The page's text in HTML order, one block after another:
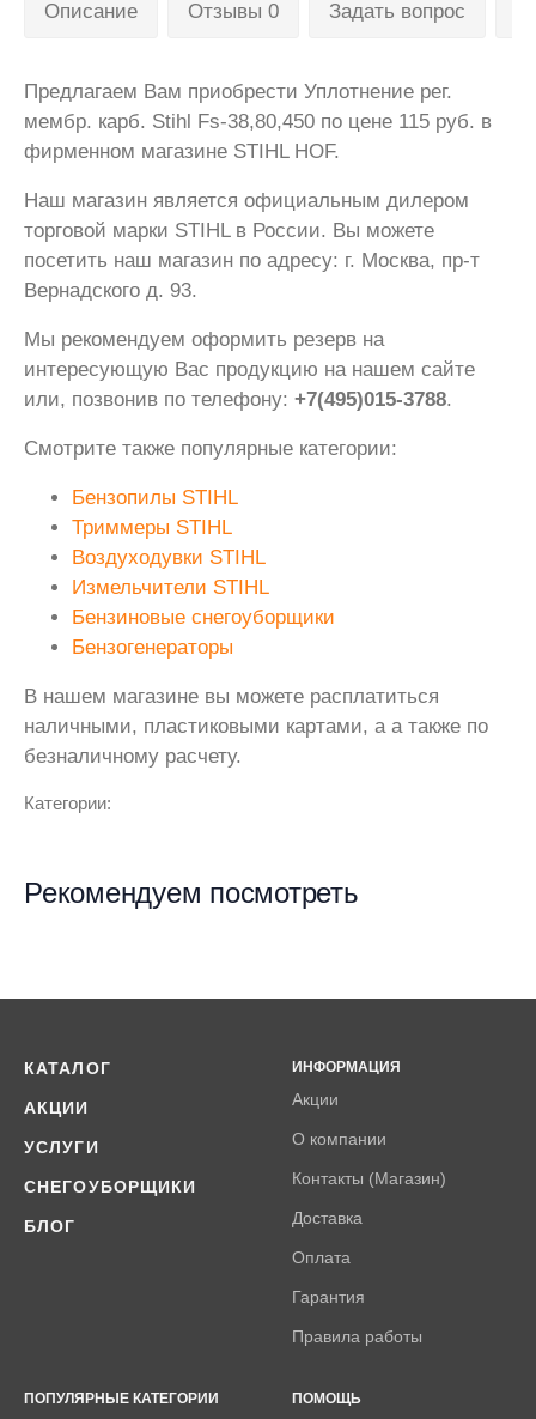
Описание Отзывы 0 Задать вопрос
Предлагаем Вам приобрести Уплотнение рег.
мембр. карб. Stihl Fs-38,80,450 по цене 115 руб. в
фирменном магазине STIHL HOF.
Наш магазин является официальным дилером
торговой марки STIHL в России. Вы можете
посетить наш магазин по адресу: г. Москва, пр-т
Вернадского д. 93.
Мы рекомендуем оформить резерв на
интересующую Вас продукцию на нашем сайте
или, позвонив по телефону: +7(495)015-3788.
Смотрите также популярные категории:
Бензопилы STIHL
Триммеры STIHL
Воздуходувки STIHL
Измельчители STIHL
Бензиновые снегоуборщики
Бензогенераторы
В нашем магазине вы можете расплатиться
наличными, пластиковыми картами, а а также по
безналичному расчету.
Категории:
Рекомендуем посмотреть
КАТАЛОГ
АКЦИИ
УСЛУГИ
СНЕГОУБОРЩИКИ
БЛОГ
ИНФОРМАЦИЯ
Акции
О компании
Контакты (Магазин)
Доставка
Оплата
Гарантия
Правила работы
ПОПУЛЯРНЫЕ КАТЕГОРИИ ПОМОЩЬ